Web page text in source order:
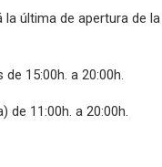
última de apertura de la
15:00h. a 20:00h.
de 11:00h. a 20:00h.